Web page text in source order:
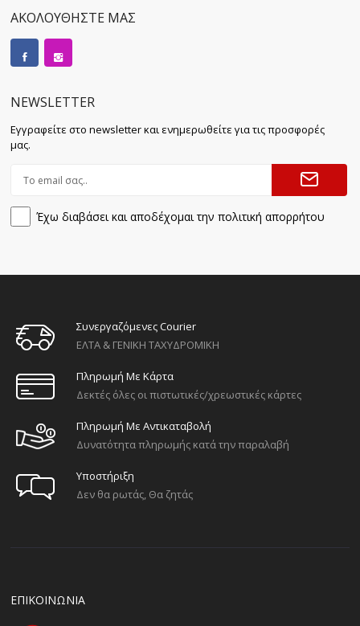
ΑΚΟΛΟΥΘΗΣΤΕ ΜΑΣ
NEWSLETTER
Εγγραφείτε στο newsletter και ενημερωθείτε για τις προσφορές
μας.
Έχω διαβάσει και αποδέχομαι την πολιτική απορρήτου
Συνεργαζόμενες Courier
ΕΛΤΑ & ΓΕΝΙΚΗ ΤΑΧΥΔΡΟΜΙΚΗ
Πληρωμή Με Κάρτα
Δεκτές όλες οι πιστωτικές/χρεωστικές κάρτες
Πληρωμή Με Αντικαταβολή
Δυνατότητα πληρωμής κατά την παραλαβή
Υποστήριξη
Δεν θα ρωτάς, Θα ζητάς
ΕΠΙΚΟΙΝΩΝΙΑ